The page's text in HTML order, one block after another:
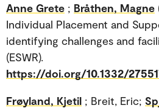
Anne Grete ; Bråthen, Magne
Individual Placement and
identifying challenges and
(ESWR).
https://doi.org/10.1332/
Frøyland, Kjetil ; Breit, Eric;